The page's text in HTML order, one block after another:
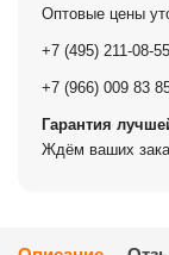
Оптовые цены
+7 (495) 211-08-55
+7 (966) 009 83
Гарантия
Ждём ваших